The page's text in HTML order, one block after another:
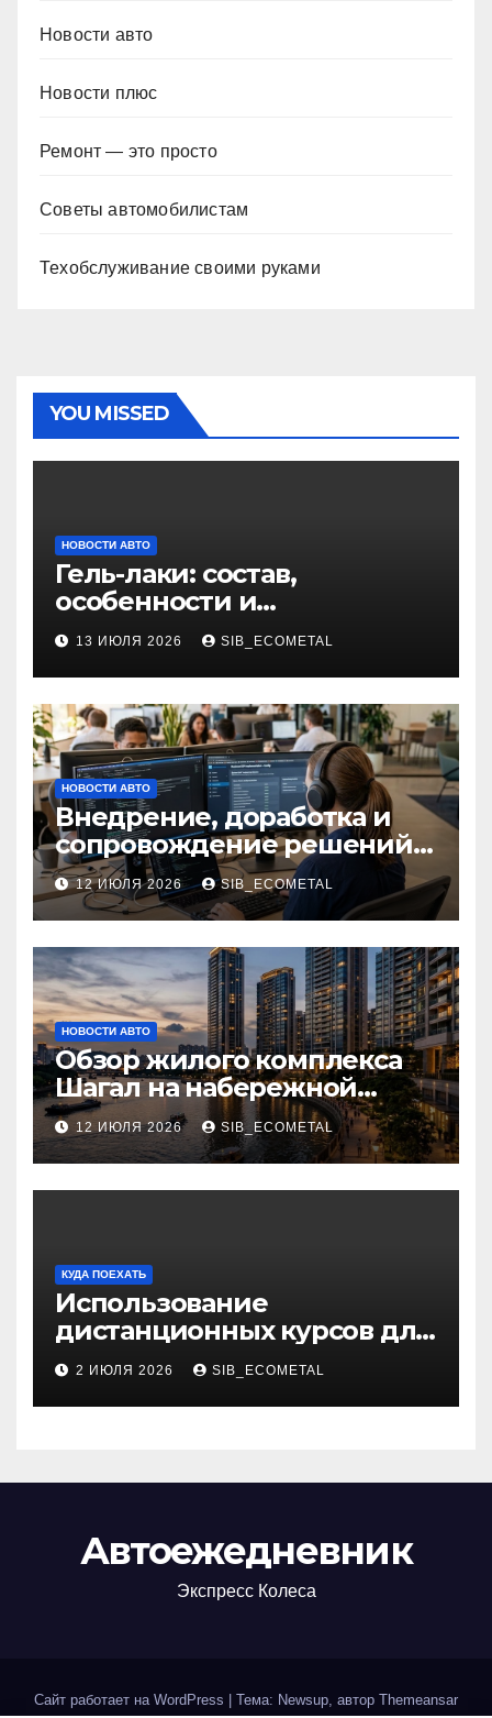
Новости авто
Новости плюс
Ремонт — это просто
Советы автомобилистам
Техобслуживание своими руками
YOU MISSED
НОВОСТИ АВТО
Гель-лаки: состав,
особенности и
применение в маникюре
13 ИЮЛЯ 2026 SIB_ECOMETAL
НОВОСТИ АВТО
Внедрение, доработка и
сопровождение решений
на платформе 1С
12 ИЮЛЯ 2026 SIB_ECOMETAL
НОВОСТИ АВТО
Обзор жилого комплекса
Шагал на набережной
Марка Шагала
12 ИЮЛЯ 2026 SIB_ECOMETAL
КУДА ПОЕХАТЬ
Использование
дистанционных курсов для
изучения актуальных
специальностей
2 ИЮЛЯ 2026 SIB_ECOMETAL
Автоежедневник
Экспресс Колеса
Сайт работает на WordPress Тема: Newsup, автор Themeansar